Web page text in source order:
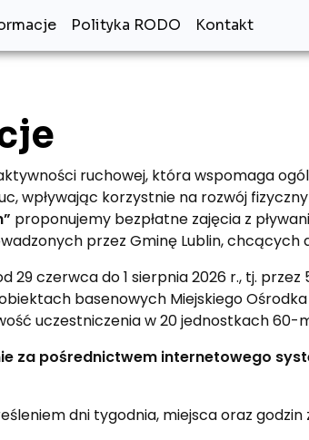
Polityka RODO Kontakt
ruchowej, która wspomaga
wpływając korzystnie na rozwój
proponujemy bezpłatne zajęcia z
przez Gminę Lublin,
29 czerwca do 1 sierpnia 2026 r., tj. przez
basenowych Miejskiego Ośrodka
uczestniczenia w 20 jednostkach 60-
za pośrednictwem internetowego
dni tygodnia, miejsca oraz godzin